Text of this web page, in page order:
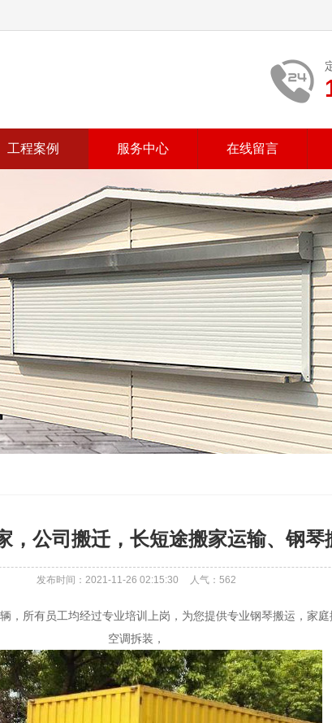
工程案例 服务中心 在线留言
，公司搬迁，长短途搬家运输、钢琴
发布时间：2021-11-26 02:15:30 人气： 562
，所有员工均经过专业培训上岗，为您提供专业钢琴搬运，家
空调拆装，